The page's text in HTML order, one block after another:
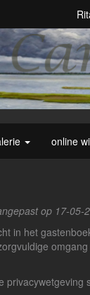
online
op 17-05-
in het